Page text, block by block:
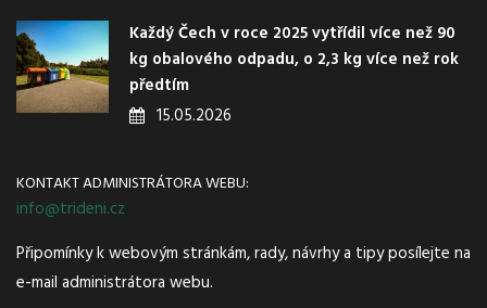
Každý Čech v roce 2025 vytřídil více než 90
kg obalového odpadu, o 2,3 kg více než rok
předtím
15.05.2026
KONTAKT ADMINISTRÁTORA WEBU:
info@trideni.cz
Připomínky k webovým stránkám, rady, návrhy a tipy posílejte na
e-mail administrátora webu.